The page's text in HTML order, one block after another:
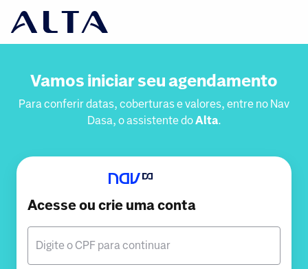
Vamos iniciar seu agendamento
Para conferir datas, coberturas e valores, entre no Nav
Dasa, o assistente doAlta.
Acesse ou crie uma conta
Digite o CPF para continuar